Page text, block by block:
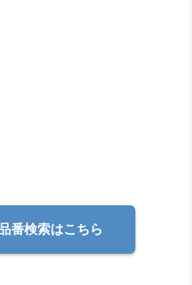
番検索はこちら